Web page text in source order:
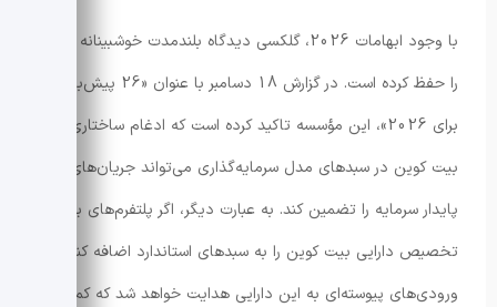
با وجود ابهامات 2026، گلکسی دیدگاه بلندمدت خوشبینانه خود
را حفظ کرده است. در گزارش 18 دسامبر با عنوان «26 پیش‌بینی
برای 2026»، این مؤسسه تاکید کرده است که ادغام ساختاری
بیت کوین در سبدهای مدل سرمایه‌گذاری می‌تواند جریان‌های
پایدار سرمایه را تضمین کند. به عبارت دیگر، اگر پلتفرم‌های بزرگ
تخصیص دارایی بیت کوین را به سبدهای استاندارد اضافه کنند،
ورودی‌های پیوسته‌ای به این دارایی هدایت خواهد شد که کمتر به